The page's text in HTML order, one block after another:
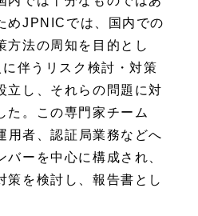
めJPNICでは、国内での
方法の周知を目的とし
伴うリスク検討・対策
立し、それらの問題に対
た。この専門家チーム
用者、認証局業務などへ
ーを中心に構成され、
策を検討し、報告書とし